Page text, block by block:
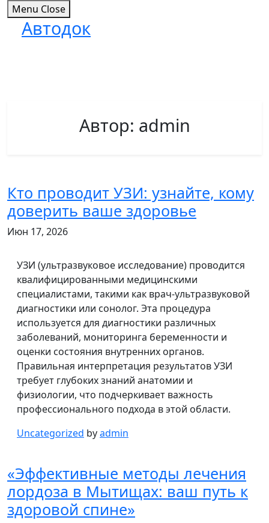
Menu Close
Автодок
Автор: admin
Кто проводит УЗИ: узнайте, кому
доверить ваше здоровье
Июн 17, 2026
УЗИ (ультразвуковое исследование) проводится
квалифицированными медицинскими
специалистами, такими как врач-ультразвуковой
диагностики или сонолог. Эта процедура
используется для диагностики различных
заболеваний, мониторинга беременности и
оценки состояния внутренних органов.
Правильная интерпретация результатов УЗИ
требует глубоких знаний анатомии и
физиологии, что подчеркивает важность
профессионального подхода в этой области.
Uncategorized byadmin
«Эффективные методы лечения
лордоза в Мытищах: ваш путь к
здоровой спине»